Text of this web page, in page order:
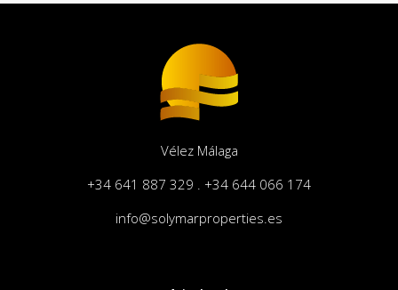
Vélez Málaga
+34 641 887 329 . +34 644 066 174
info@solymarproperties.es